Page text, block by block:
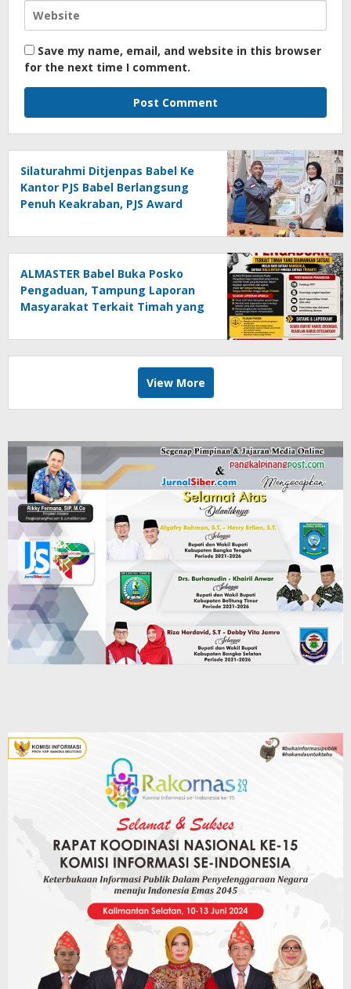
Save my name, email, and website in this browser
for the next time I comment.
Silaturahmi Ditjenpas Babel Ke
Kantor PJS Babel Berlangsung
Penuh Keakraban, PJS Award
Agustina
ALMASTER Babel Buka Posko
Pengaduan, Tampung Laporan
Masyarakat Terkait Timah yang
View More